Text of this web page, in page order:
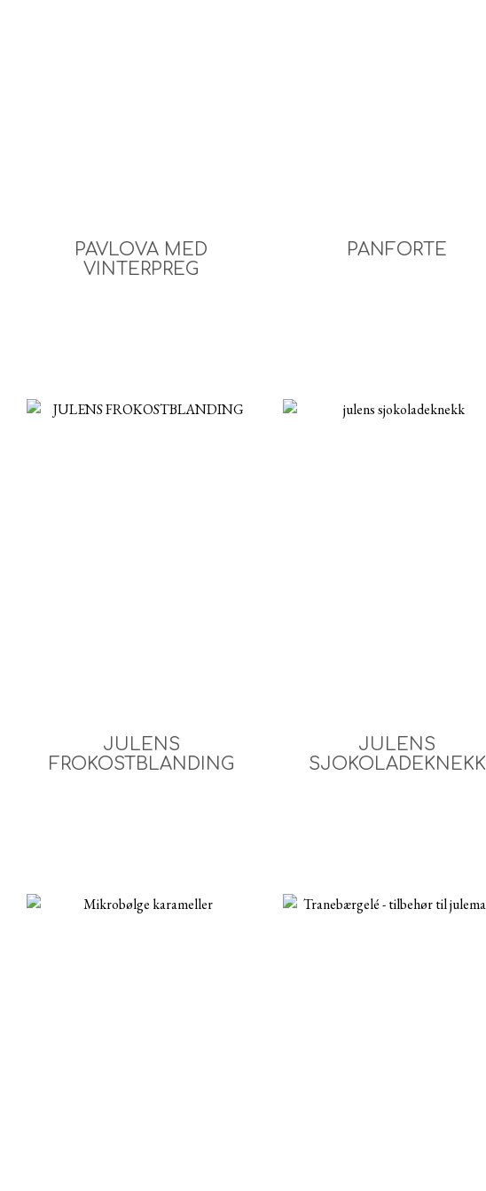
PAVLOVA MED
VINTERPREG
PANFORTE
JULENS
FROKOSTBLANDING
JULENS
SJOKOLADEKNEKK